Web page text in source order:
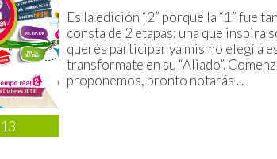
Es la edición “2” porque la “1” fue
consta de 2 etapas: una que inspira
querés participar ya mismo elegí a
transformate en su “Aliado”.
proponemos, pronto notarás ...